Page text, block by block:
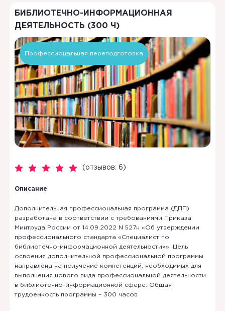
БИБЛИОТЕЧНО-ИНФОРМАЦИОННАЯ
ДЕЯТЕЛЬНОСТЬ (300 Ч)
Профессиональная переподготовка
(отзывов: 6)
Описание
Дополнительная профессиональная программа (ДПП)
разработана в соответствии с требованиями Приказа
Минтруда России от 14.09.2022 N 527н «Об утверждении
профессионального стандарта «Специалист по
библиотечно-информационной деятельности»». Цель
освоения дополнительной профессиональной программы
направлена на получение компетенций, необходимых для
выполнения нового вида профессиональной деятельности
в библиотечно-информационной сфере. Общая
трудоемкость программы – 300 часов